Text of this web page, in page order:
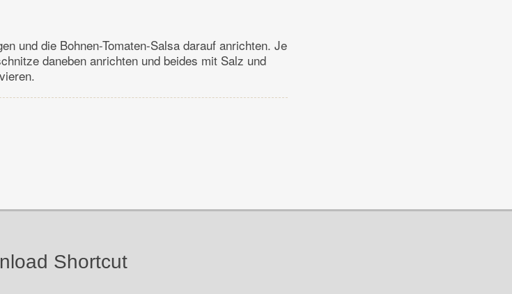
und die Bohnen-Tomaten-Salsa darauf anrichten. Je
daneben anrichten und beides mit Salz und
Shortcut